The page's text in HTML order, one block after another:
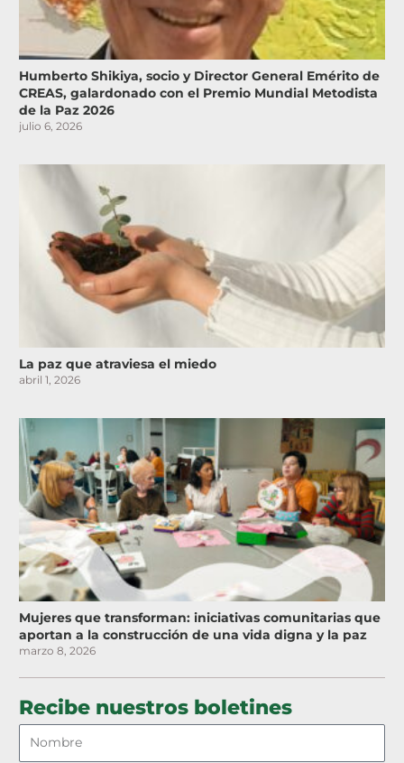
Humberto Shikiya, socio y Director General Emérito de
CREAS, galardonado con el Premio Mundial Metodista
de la Paz 2026
julio 6, 2026
La paz que atraviesa el miedo
abril 1, 2026
Mujeres que transforman: iniciativas comunitarias que
aportan a la construcción de una vida digna y la paz
marzo 8, 2026
Recibe nuestros boletines